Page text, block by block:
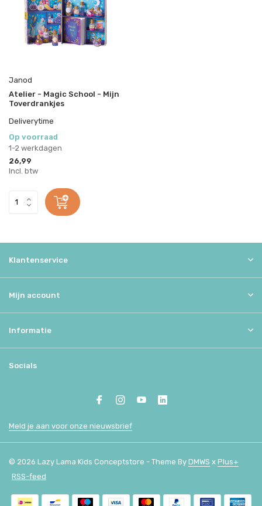
Janod
Atelier - Magic School - Mijn
Toverdrankjes
Deliverytime
Op voorraad
1-2 werkdagen
26,99
Incl. btw
Klantenservice
Mijn account
Informatie
Socials
Meld je aan voor onze nieuwsbrief
© 2026 Lazy Lama Kids Conceptstore - Theme By DMWS x Plus+
RSS-feed